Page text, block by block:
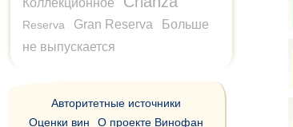
Коллекционное
Reserva Gran Reserva
Больше
не выпускается
Авторитетные источники
Оценки вин
О проекте Винофан